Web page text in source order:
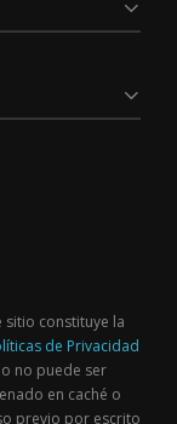
sitio constituye la
de Privacidad
no puede ser
en caché o
previo por escrito